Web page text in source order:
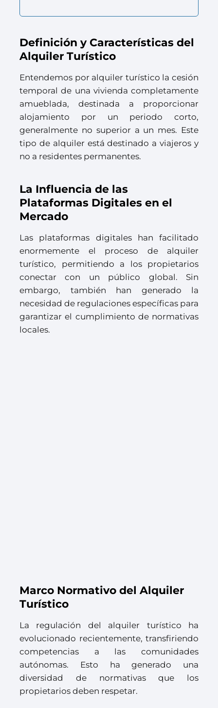
Definición y Características del
Alquiler Turístico
Entendemos por alquiler turístico la cesión
temporal de una vivienda completamente
amueblada, destinada a proporcionar
alojamiento por un periodo corto,
generalmente no superior a un mes. Este
tipo de alquiler está destinado a viajeros y
no a residentes permanentes.
La Influencia de las
Plataformas Digitales en el
Mercado
Las plataformas digitales han facilitado
enormemente el proceso de alquiler
turístico, permitiendo a los propietarios
conectar con un público global. Sin
embargo, también han generado la
necesidad de regulaciones específicas para
garantizar el cumplimiento de normativas
locales.
Marco Normativo del Alquiler
Turístico
La regulación del alquiler turístico ha
evolucionado recientemente, transfiriendo
competencias a las comunidades
autónomas. Esto ha generado una
diversidad de normativas que los
propietarios deben respetar.